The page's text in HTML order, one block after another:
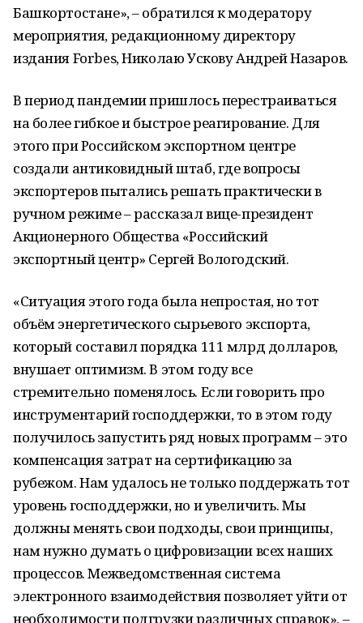
Башкортостане», – обратился к модератору
мероприятия, редакционному директору
издания Forbes, Николаю Ускову Андрей Назаров.
В период пандемии пришлось перестраиваться
на более гибкое и быстрое реагирование. Для
этого при Российском экспортном центре
создали антиковидный штаб, где вопросы
экспортеров пытались решать практически в
ручном режиме – рассказал вице-президент
Акционерного Общества «Российский
экспортный центр» Сергей Вологодский.
«Ситуация этого года была непростая, но тот
объём энергетического сырьевого экспорта,
который составил порядка 111 млрд долларов,
внушает оптимизм. В этом году все
стремительно поменялось. Если говорить про
инструментарий господдержки, то в этом году
получилось запустить ряд новых программ – это
компенсация затрат на сертификацию за
рубежом. Нам удалось не только поддержать тот
уровень господдержки, но и увеличить. Мы
должны менять свои подходы, свои принципы,
нам нужно думать о цифровизации всех наших
процессов. Межведомственная система
электронного взаимодействия позволяет уйти от
необходимости подгрузки различных справок», –